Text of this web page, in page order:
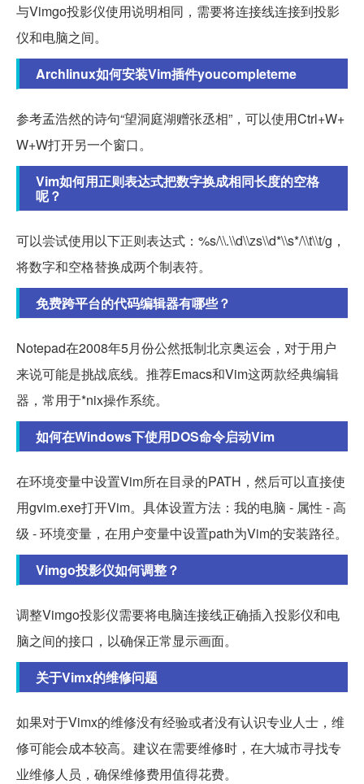
与Vimgo投影仪使用说明相同，需要将连接线连接到投影
仪和电脑之间。
Archlinux如何安装Vim插件youcompleteme
参考孟浩然的诗句“望洞庭湖赠张丞相”，可以使用Ctrl+W+
W+W打开另一个窗口。
Vim如何用正则表达式把数字换成相同长度的空格
呢？
可以尝试使用以下正则表达式：%s/\\.\\d\\zs\\d*\\s*/\\t\\t/g，
将数字和空格替换成两个制表符。
免费跨平台的代码编辑器有哪些？
Notepad在2008年5月份公然抵制北京奥运会，对于用户
来说可能是挑战底线。推荐Emacs和Vim这两款经典编辑
器，常用于*nix操作系统。
如何在Windows下使用DOS命令启动Vim
在环境变量中设置Vim所在目录的PATH，然后可以直接使
用gvim.exe打开Vim。具体设置方法：我的电脑 - 属性 - 高
级 - 环境变量，在用户变量中设置path为Vim的安装路径。
Vimgo投影仪如何调整？
调整Vimgo投影仪需要将电脑连接线正确插入投影仪和电
脑之间的接口，以确保正常显示画面。
关于Vimx的维修问题
如果对于Vimx的维修没有经验或者没有认识专业人士，维
修可能会成本较高。建议在需要维修时，在大城市寻找专
业维修人员，确保维修费用值得花费。